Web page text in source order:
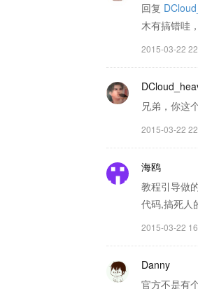
回复
木有搞错哇
2015-03-22
兄弟，你这
2015-03-22
海鸥
教程引导做
代码,搞死人
2015-03-22
Danny
官方不是有